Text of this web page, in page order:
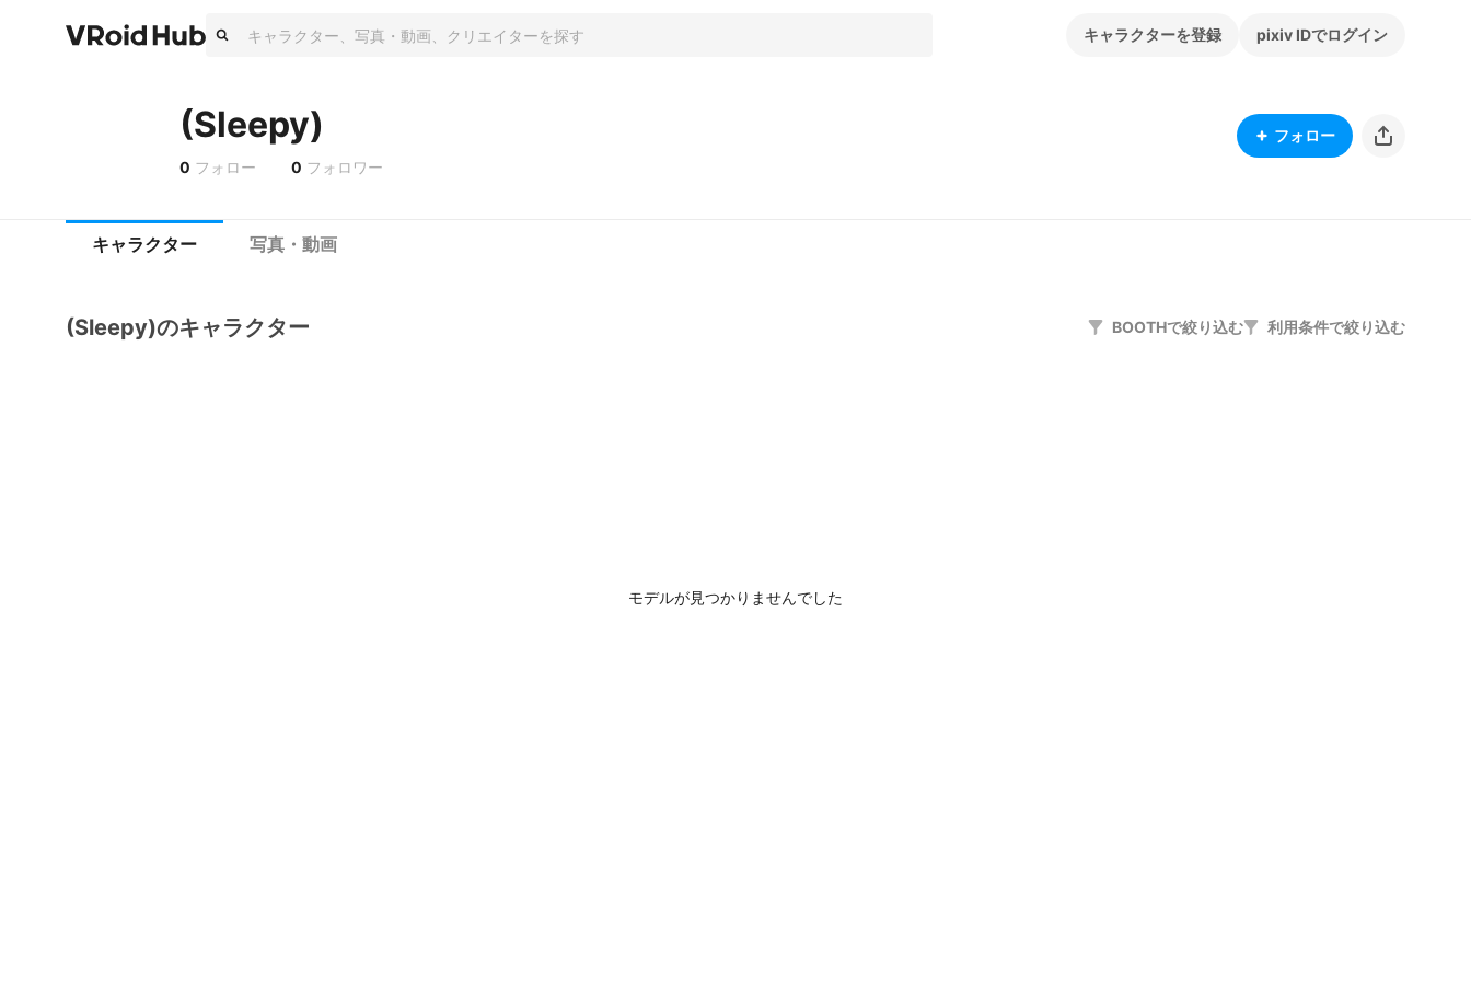
キャラクターを登録 pixiv IDでログイン
(Sleepy)
0 フォロー 0 フォロワー
フォロー
キャラクター 写真・動画
(Sleepy)のキャラクター BOOTHで絞り込む 利用条件で絞り込む
モデルが見つかりませんでした